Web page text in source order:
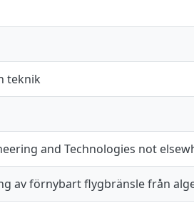
teknik
and Technologies not
av förnybart flygbränsle från